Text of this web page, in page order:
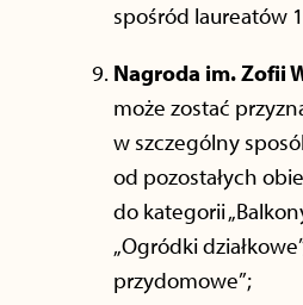
spośród laureatów
Nagroda im. Zofii
może zostać
w szczególny
od pozostałych
do kategorii
„Ogródki
przydomowe”;